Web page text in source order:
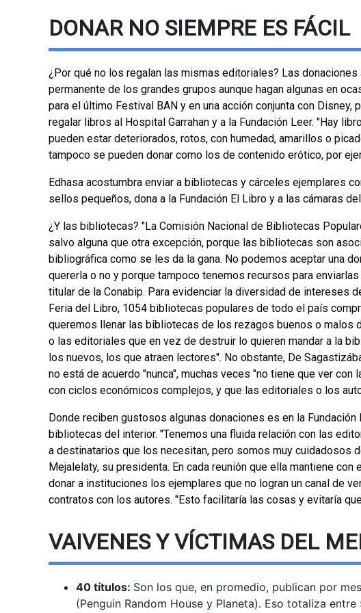
DONAR NO SIEMPRE ES FÁCIL
¿Por qué no los regalan las mismas editoriales? Las
permanente de los grandes grupos aunque hagan algunas en
para el último Festival BAN y en una acción conjunta con
regalar libros al Hospital Garrahan y a la Fundación Leer. "Hay
pueden estar deteriorados, rotos, con humedad, amarillos o
tampoco se pueden donar como los de contenido erótico, por
Edhasa acostumbra enviar a bibliotecas y cárceles ejemplares
sellos pequeños, dona a la Fundación El Libro y a las cámaras
¿Y las bibliotecas? "La Comisión Nacional de Bibliotecas
salvo alguna que otra excepción, porque las bibliotecas son
bibliográfica como se les da la gana. No podemos aceptar una
quererla o no y porque tampoco tenemos recursos para
titular de la Conabip. Para evidenciar la diversidad de intereses
Feria del Libro, 1054 bibliotecas populares de todo el país
queremos llenar las bibliotecas de los rezagos buenos o malos
o las editoriales que en vez de destruir lo quieren mandar a la
los nuevos, los que atraen lectores". No obstante, De
no está de acuerdo "nunca", muchas veces "no tiene que ver
con ciclos económicos complejos, y que las editoriales o los
Donde reciben gustosos algunas donaciones es en la
bibliotecas del interior. "Tenemos una fluida relación con las
a destinatarios que los necesitan, pero somos muy cuidadosos
Mejalelaty, su presidenta. En cada reunión que ella mantiene
donar a instituciones los ejemplares que no logran un canal de
contratos con los autores. "Esto facilitaría las cosas y evitaría
VAIVENES Y VÍCTIMAS DEL
40 títulos: Son los que, en promedio, publican por
(Penguin Random House y Planeta). Eso totaliza